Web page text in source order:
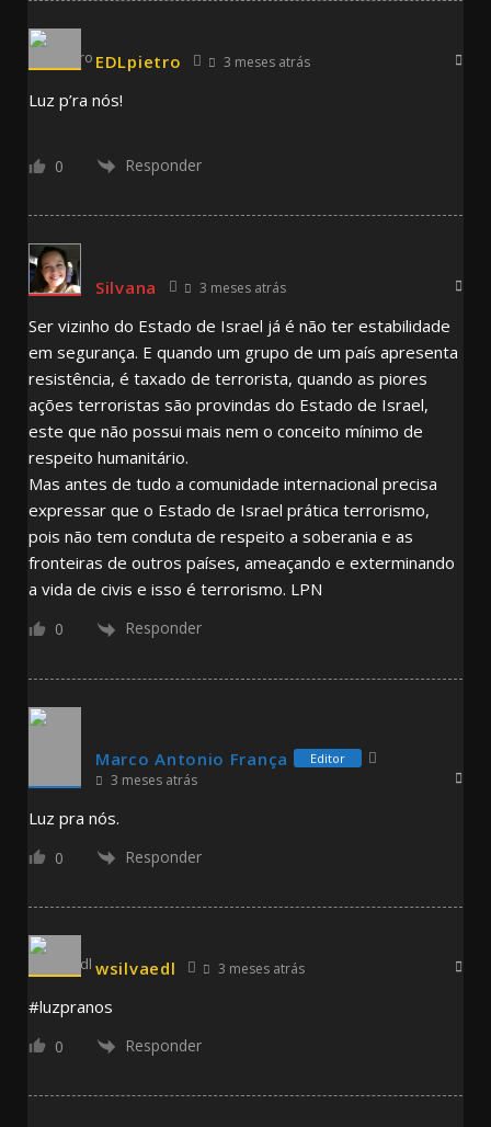
EDLpietro 3 meses atrás
Luz p’ra nós!
0 Responder
Silvana 3 meses atrás
Ser vizinho do Estado de Israel já é não ter estabilidade
em segurança. E quando um grupo de um país apresenta
resistência, é taxado de terrorista, quando as piores
ações terroristas são provindas do Estado de Israel,
este que não possui mais nem o conceito mínimo de
respeito humanitário.
Mas antes de tudo a comunidade internacional precisa
expressar que o Estado de Israel prática terrorismo,
pois não tem conduta de respeito a soberania e as
fronteiras de outros países, ameaçando e exterminando
a vida de civis e isso é terrorismo. LPN
0 Responder
Marco Antonio França Editor
3 meses atrás
Luz pra nós.
0 Responder
wsilvaedl 3 meses atrás
#luzpranos
0 Responder